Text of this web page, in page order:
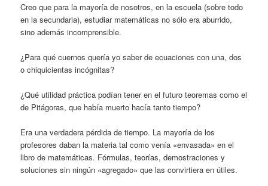
Creo que para la mayoría de nosotros, en la escuela (sobre todo
en la secundaria), estudiar matemáticas no sólo era aburrido,
sino además incomprensible.
¿Para qué cuernos quería yo saber de ecuaciones con una, dos
o chiquicientas incógnitas?
¿Qué utilidad práctica podían tener en el futuro teoremas como el
de Pitágoras, que había muerto hacía tanto tiempo?
Era una verdadera pérdida de tiempo. La mayoría de los
profesores daban la materia tal como venía «envasada» en el
libro de matemáticas. Fórmulas, teorías, demostraciones y
soluciones sin ningún «agregado» que las convirtiera en útiles.